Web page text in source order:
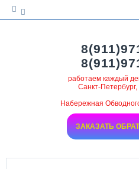
работаем каждый
Санкт-
Набережная
ЗАКАЗАТЬ